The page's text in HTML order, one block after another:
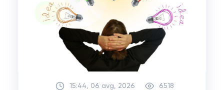
15:44, 06 avg, 2026 6518